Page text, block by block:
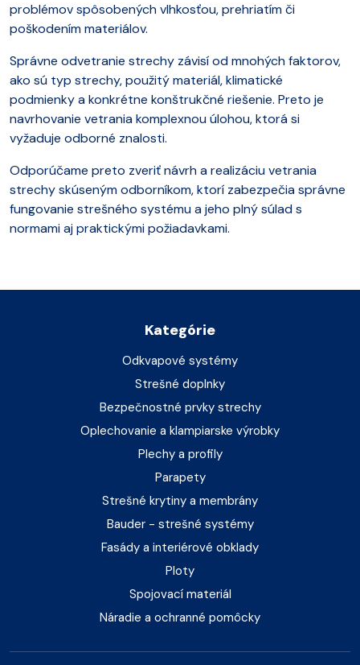
problémov spôsobených vlhkosťou, prehriatím či
poškodením materiálov.
Správne odvetranie strechy závisí od mnohých faktorov,
ako sú typ strechy, použitý materiál, klimatické
podmienky a konkrétne konštrukčné riešenie. Preto je
navrhovanie vetrania komplexnou úlohou, ktorá si
vyžaduje odborné znalosti.
Odporúčame preto zveriť návrh a realizáciu vetrania
strechy skúseným odborníkom, ktorí zabezpečia správne
fungovanie strešného systému a jeho plný súlad s
normami aj praktickými požiadavkami.
Kategórie
Odkvapové systémy
Strešné doplnky
Bezpečnostné prvky strechy
Oplechovanie a klampiarske výrobky
Plechy a profily
Parapety
Strešné krytiny a membrány
Bauder - strešné systémy
Fasády a interiérové obklady
Ploty
Spojovací materiál
Náradie a ochranné pomôcky